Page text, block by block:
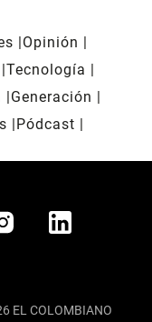
Opinión
Tecnología
Generación
Pódcast
EL COLOMBIANO